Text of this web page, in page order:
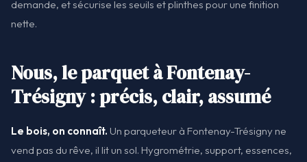
demande, et sécurise les seuils et plinthes pour une finition
nette.
Nous, le parquet à Fontenay-
Trésigny : précis, clair, assumé
Le bois, on connaît. Un parqueteur à Fontenay-Trésigny ne
vend pas du rêve, il lit un sol. Hygrométrie, support, essences,